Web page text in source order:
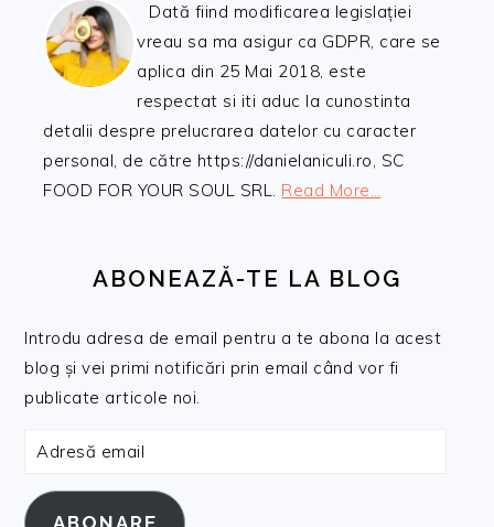
Dată fiind modificarea legislației
vreau sa ma asigur ca GDPR, care se
aplica din 25 Mai 2018, este
respectat si iti aduc la cunostinta
detalii despre prelucrarea datelor cu caracter
personal, de către https://danielaniculi.ro, SC
FOOD FOR YOUR SOUL SRL. Read More…
ABONEAZĂ-TE LA BLOG
Introdu adresa de email pentru a te abona la acest
blog și vei primi notificări prin email când vor fi
publicate articole noi.
Adresă